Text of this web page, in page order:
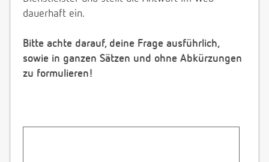
dauerhaft ein.
Bitte achte darauf, deine Frage ausführlich,
sowie in ganzen Sätzen und ohne Abkürzungen
zu formulieren!